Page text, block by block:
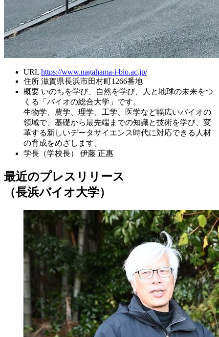
URL https://www.nagahama-i-bio.ac.jp/
住所 滋賀県長浜市田村町1266番地
概要 いのちを学び、自然を学び、人と地球の未来をつ
くる「バイオの総合大学」です。
生物学、農学、理学、工学、医学など幅広いバイオの
領域で、基礎から最先端までの知識と技術を学び、変
革する新しいデータサイエンス時代に対応できる人材
の育成をめざします。
学長（学校長）
伊藤 正惠
最近のプレスリリース
（長浜バイオ大学）